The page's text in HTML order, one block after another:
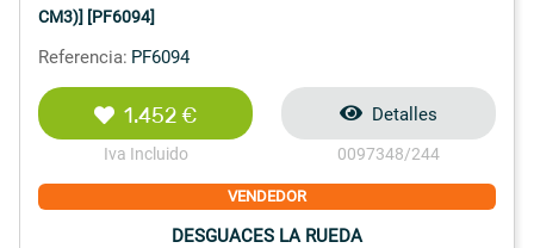
CM3)] [PF6094]
Referencia: PF6094
1.452 €
Iva Incluido
Detalles
0097348/244
VENDEDOR
DESGUACES LA RUEDA